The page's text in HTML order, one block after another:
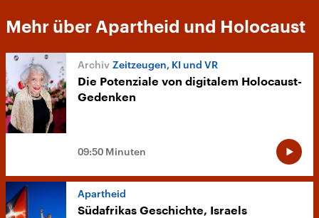
Mehr über Apartheid und Holocaust
Zeitzeugen, KI und VR
Die Potenziale von digitalem Holocaust-
Gedenken
09:50 Minuten
Apartheid
Südafrikas Geschichte, Israels